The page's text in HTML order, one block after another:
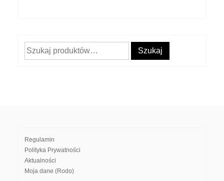
Szukaj: Szukaj
Regulamin
Polityka Prywatności
Aktualności
Moja dane (Rodo)